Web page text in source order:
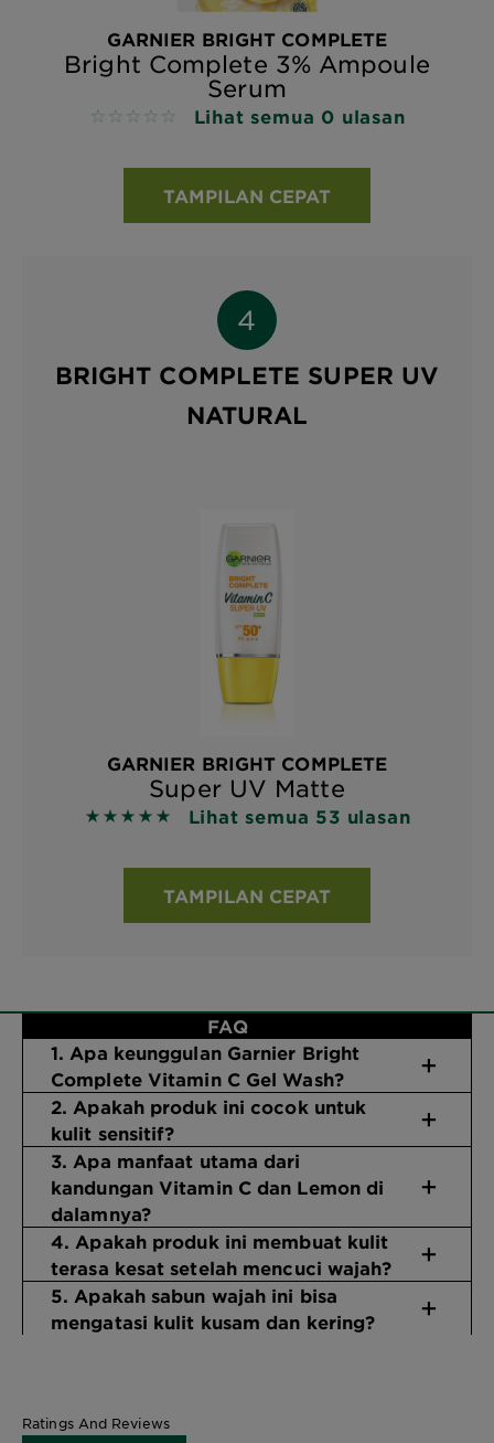
GARNIER BRIGHT COMPLETE
Bright Complete 3% Ampoule
Serum
No reviews Lihat semua 0 ulasan
TAMPILAN CEPAT
BRIGHT COMPLETE SUPER UV
NATURAL
GARNIER BRIGHT COMPLETE
Super UV Matte
5 out of 5 stars based on reviews
Lihat semua 53 ulasan
TAMPILAN CEPAT
FAQ
1. Apa keunggulan Garnier Bright
Complete Vitamin C Gel Wash?
2. Apakah produk ini cocok untuk
kulit sensitif?
3. Apa manfaat utama dari
kandungan Vitamin C dan Lemon di
dalamnya?
4. Apakah produk ini membuat kulit
terasa kesat setelah mencuci wajah?
5. Apakah sabun wajah ini bisa
mengatasi kulit kusam dan kering?
Ratings And Reviews